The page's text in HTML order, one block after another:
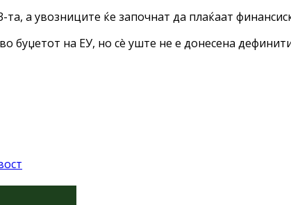
а увозниците ќе започнат да плаќаат
буџетот на ЕУ, но сè уште не е донесена